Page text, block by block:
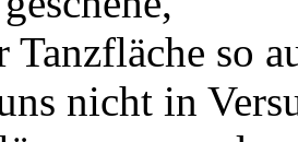
Tanzfläche so
nicht in